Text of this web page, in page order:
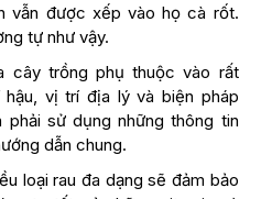
vẫn được xếp vào họ cà rốt.
tự như vậy.
cây trồng phụ thuộc vào rất
vị trí địa lý và biện pháp
sử dụng những thông tin
dẫn chung.
loại rau đa dạng sẽ đảm bảo